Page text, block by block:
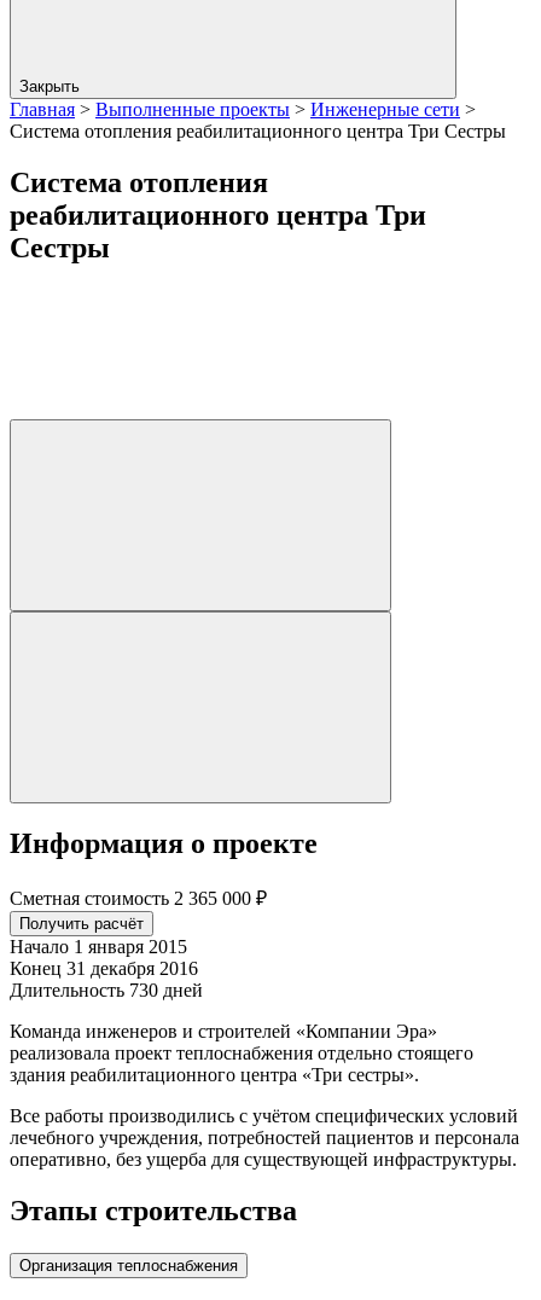
Закрыть
Главная > Выполненные проекты > Инженерные сети >
Система отопления реабилитационного центра Три Сестры
Система отопления
реабилитационного центра Три
Сестры
Информация о проекте
Сметная стоимость 2 365 000 ₽
Получить расчёт
Начало 1 января 2015
Конец 31 декабря 2016
Длительность 730 дней
Команда инженеров и строителей «Компании Эра»
реализовала проект теплоснабжения отдельно стоящего
здания реабилитационного центра «Три сестры».
Все работы производились с учётом специфических условий
лечебного учреждения, потребностей пациентов и персонала
оперативно, без ущерба для существующей инфраструктуры.
Этапы строительства
Организация теплоснабжения